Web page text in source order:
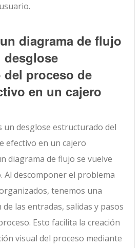
diagrama de flujo
desglose
proceso de
en un cajero
un desglose estructurado del
efectivo en un cajero
diagrama de flujo se vuelve
Al descomponer el problema
tenemos una
las entradas, salidas y pasos
Esto facilita la creación
visual del proceso mediante